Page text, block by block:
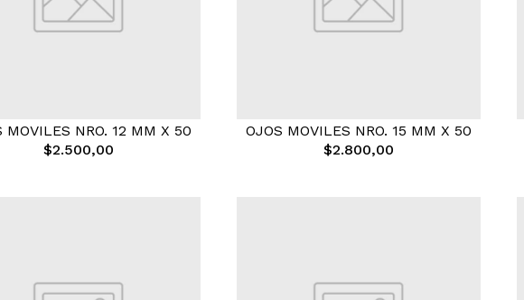
MOVILES NRO. 12 MM X 50
$2.500,00
OJOS MOVILES NRO. 15 MM X 50
$2.800,00